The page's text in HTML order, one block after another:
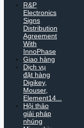
R&P
Electronics
Signs
Distribution
Agreement
With
InnoPhase
Giao hàng
Dịch vụ
đặt hàng
Digikey,
Mouser,
Element14...
Hội thảo
giải pháp
nhúng